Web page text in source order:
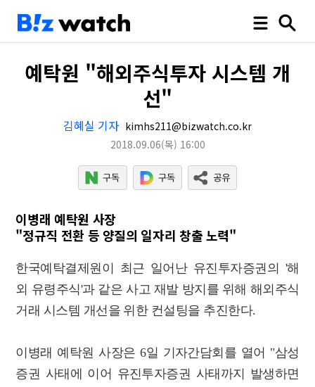
예탁원 "해외주식투자 시스템 개
선"
김혜실 기자 kimhs211@bizwatch.co.kr
2018.09.06(목) 16:00
이병래 예탁원 사장
"정규직 전환 등 양질의 일자리 창출 노력"
한국예탁결제원이 최근 일어난 유진투자증권의 '해
외 유령주식'과 같은 사고 재발 방지를 위해 해외주식
거래 시스템 개선을 위한 컨설팅을 추진한다.
이병래 예탁원 사장은 6일 기자간담회를 열어 "삼성
증권 사태에 이어 유진투자증권 사태까지 발생하면